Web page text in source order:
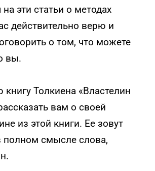
эти статьи о методах
действительно верю и
о том, что можете
вы.
Толкиена «Властелин
вам о своей
из этой книги. Ее зовут
полном смысле слова,